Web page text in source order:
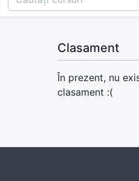
Clasament
În prezent, nu
clasament :(